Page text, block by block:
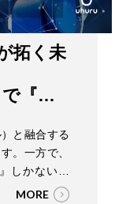
拓く未
『今
と融合する
。一方で、
しかないの
ラブルにど
MORE